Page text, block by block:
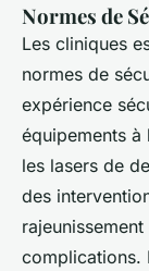
Normes de
Les cliniques
normes de
expérience
équipements
les lasers de
des
complications.